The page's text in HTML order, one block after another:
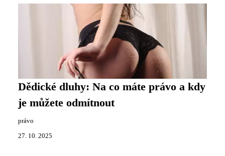
Dědické dluhy: Na co máte právo a kdy
je můžete odmítnout
právo
27. 10. 2025